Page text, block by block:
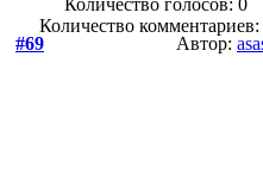
Количество голосов:0
Количество комментариев:
#69
Автор: